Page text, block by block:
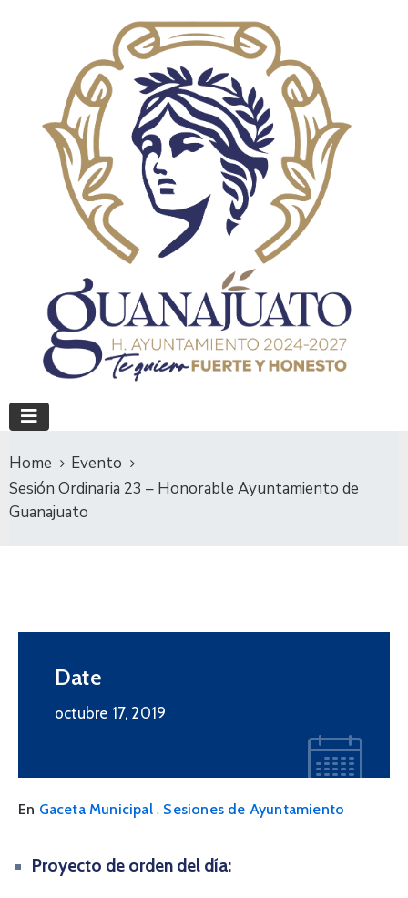
Home
Evento
Sesión Ordinaria 23 – Honorable Ayuntamiento de
Guanajuato
Date
octubre 17, 2019
En Gaceta Municipal , Sesiones de Ayuntamiento
Proyecto de orden del día: